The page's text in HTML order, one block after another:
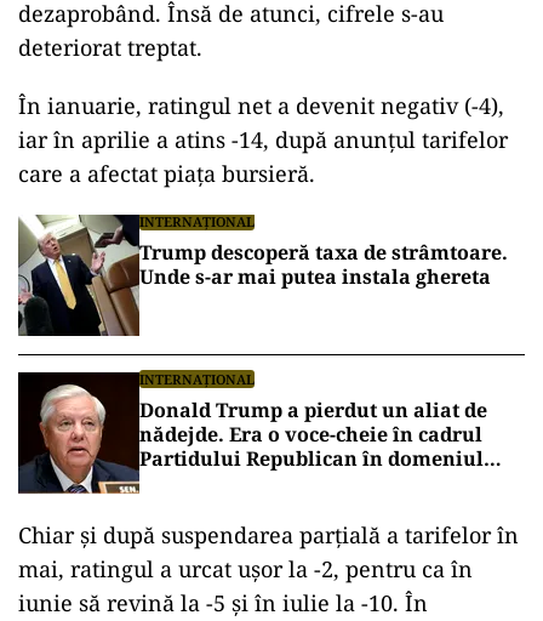
dezaprobând. Însă de atunci, cifrele s-au
deteriorat treptat.
În ianuarie, ratingul net a devenit negativ (-4),
iar în aprilie a atins -14, după anunțul tarifelor
care a afectat piața bursieră.
INTERNAȚIONAL
Trump descoperă taxa de strâmtoare.
Unde s-ar mai putea instala ghereta
INTERNAȚIONAL
Donald Trump a pierdut un aliat de
nădejde. Era o voce-cheie în cadrul
Partidului Republican în domeniul
Chiar și după suspendarea parțială a tarifelor în
mai, ratingul a urcat ușor la -2, pentru ca în
iunie să revină la -5 și în iulie la -10. În